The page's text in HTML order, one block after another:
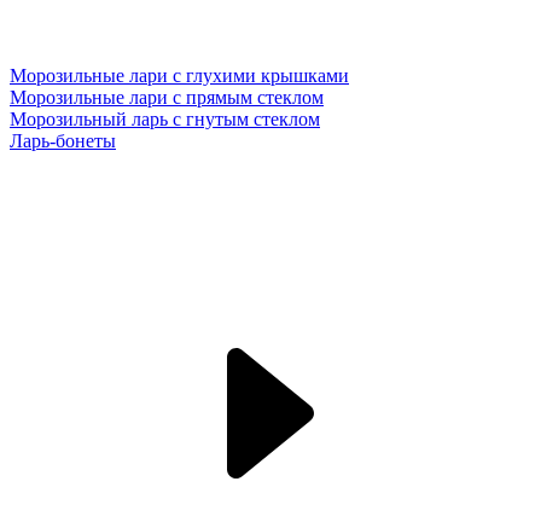
Морозильные лари с глухими крышками
Морозильные лари с прямым стеклом
Морозильный ларь с гнутым стеклом
Ларь-бонеты